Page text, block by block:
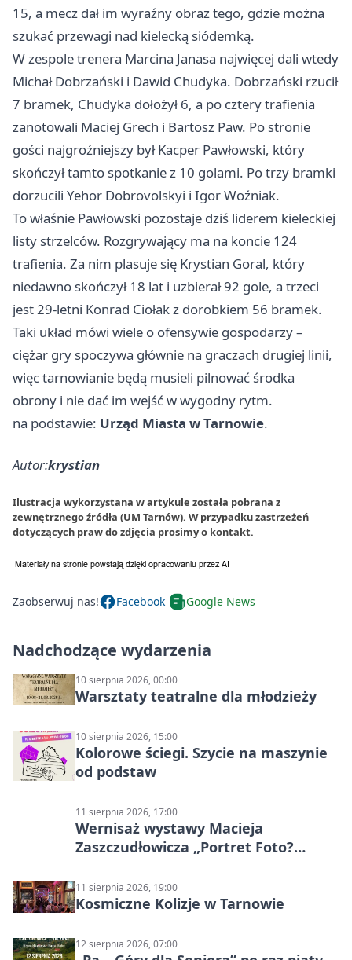
15, a mecz dał im wyraźny obraz tego, gdzie można
szukać przewagi nad kielecką siódemką.
W zespole trenera Marcina Janasa najwięcej dali wtedy
Michał Dobrzański i Dawid Chudyka. Dobrzański rzucił
7 bramek, Chudyka dołożył 6, a po cztery trafienia
zanotowali Maciej Grech i Bartosz Paw. Po stronie
gości najgroźniejszy był Kacper Pawłowski, który
skończył tamto spotkanie z 10 golami. Po trzy bramki
dorzucili Yehor Dobrovolskyi i Igor Woźniak.
To właśnie Pawłowski pozostaje dziś liderem kieleckiej
listy strzelców. Rozgrywający ma na koncie 124
trafienia. Za nim plasuje się Krystian Goral, który
niedawno skończył 18 lat i uzbierał 92 gole, a trzeci
jest 29-letni Konrad Ciołak z dorobkiem 56 bramek.
Taki układ mówi wiele o ofensywie gospodarzy –
ciężar gry spoczywa głównie na graczach drugiej linii,
więc tarnowianie będą musieli pilnować środka
obrony i nie dać im wejść w wygodny rytm.
na podstawie: Urząd Miasta w Tarnowie.
Autor:krystian
Ilustracja wykorzystana w artykule została pobrana z
zewnętrznego źródła (UM Tarnów). W przypadku zastrzeżeń
dotyczących praw do zdjęcia prosimy o kontakt.
Zaobserwuj nas! Facebook Google News
Nadchodzące wydarzenia
10 sierpnia 2026, 00:00
Warsztaty teatralne dla młodzieży
10 sierpnia 2026, 15:00
Kolorowe ściegi. Szycie na maszynie
od podstaw
11 sierpnia 2026, 17:00
Wernisaż wystawy Macieja
Zaszczudłowicza „Portret Foto?
11 sierpnia 2026, 19:00
Kosmiczne Kolizje w Tarnowie
12 sierpnia 2026, 07:00